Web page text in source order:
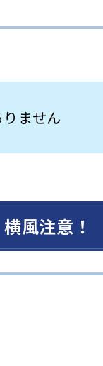
ません
横風注意！